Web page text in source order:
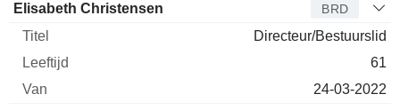
Elisabeth Christensen BRD
Directeur/Bestuurslid
61
24-03-2022